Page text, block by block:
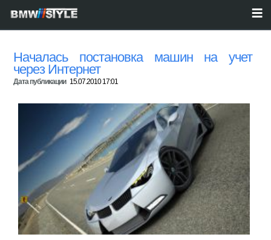
Началась постановка машин на учет
через Интернет
Дата публикации 15.07.2010 17:01